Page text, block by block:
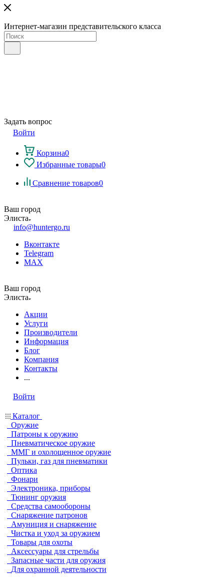
Интернет-магазин представительского класса
Задать вопрос
Войти
Корзина0
Избранные товары0
Сравнение товаров0
Ваш город
Элиста
info@huntergo.ru
Вконтакте
Telegram
MAX
Ваш город
Элиста
Акции
Услуги
Производители
Информация
Блог
Компания
Контакты
...
Войти
Каталог
Оружие
Патроны к оружию
Пневматическое оружие
ММГ и охолощенное оружие
Пульки, газ для пневматики
Оптика
Фонари
Электроника, приборы
Тюнинг оружия
Средства самообороны
Снаряжение патронов
Амуниция и снаряжение
Чистка и уход за оружием
Товары для охоты
Аксессуары для стрельбы
Запасные части для оружия
Для охранной деятельности